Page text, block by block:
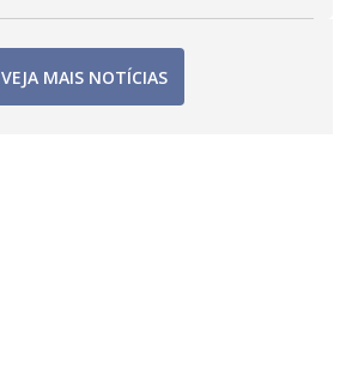
VEJA MAIS NOTÍCIAS